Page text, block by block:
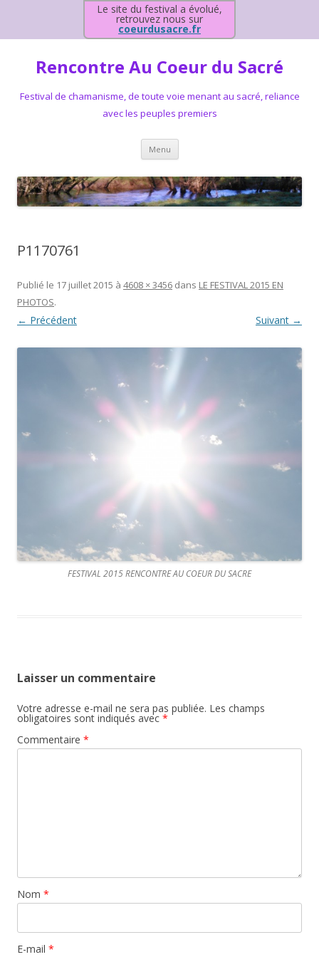
Le site du festival a évolué,
retrouvez nous sur
coeurdusacre.fr
Rencontre Au Coeur du Sacré
Festival de chamanisme, de toute voie menant au sacré, reliance
avec les peuples premiers
Menu Aller au contenu principal
P1170761
Publié le 17 juillet 2015 à 4608 × 3456 dans LE FESTIVAL 2015 EN
PHOTOS.
← Précédent Suivant →
FESTIVAL 2015 RENCONTRE AU COEUR DU SACRE
Laisser un commentaire
Votre adresse e-mail ne sera pas publiée. Les champs
obligatoires sont indiqués avec *
Commentaire *
Nom *
E-mail *